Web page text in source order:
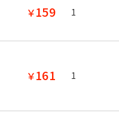
￥159 1
￥161 1